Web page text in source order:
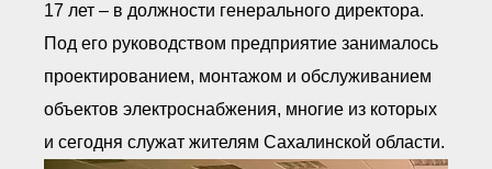
17 лет – в должности генерального директора.
Под его руководством предприятие занималось
проектированием, монтажом и обслуживанием
объектов электроснабжения, многие из которых
и сегодня служат жителям Сахалинской области.